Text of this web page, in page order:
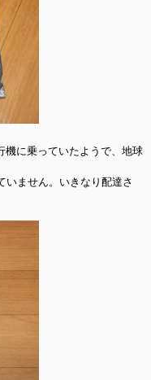
に乗っていたようで、地球
いません。いきなり配達さ